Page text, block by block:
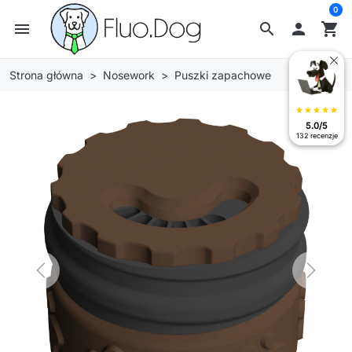
search
menu  shopping_cart
0
Strona główna Nosework Puszki zapachowe
Previous Next
star star star star star
5.0/5
132 recenzje